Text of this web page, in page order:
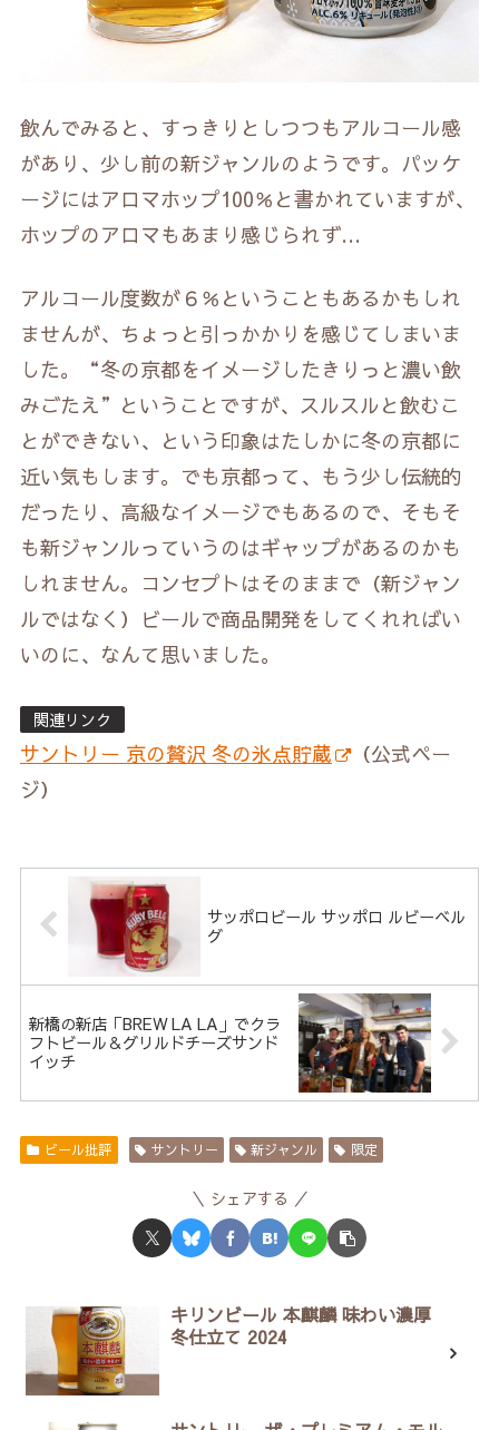
飲んでみると、すっきりとしつつもアルコール感
があり、少し前の新ジャンルのようです。パッケ
ージにはアロマホップ100％と書かれていますが、
ホップのアロマもあまり感じられず…
アルコール度数が６％ということもあるかもしれ
ませんが、ちょっと引っかかりを感じてしまいま
した。“冬の京都をイメージしたきりっと濃い飲
みごたえ”ということですが、スルスルと飲むこ
とができない、という印象はたしかに冬の京都に
近い気もします。でも京都って、もう少し伝統的
だったり、高級なイメージでもあるので、そもそ
も新ジャンルっていうのはギャップがあるのかも
しれません。コンセプトはそのままで（新ジャン
ルではなく）ビールで商品開発をしてくれればい
いのに、なんて思いました。
関連リンク
サントリー 京の贅沢 冬の氷点貯蔵
（公式ペー
ジ）
サッポロビール サッポロ ルビーベル
グ
新橋の新店「BREW LA LA」でクラ
フトビール＆グリルドチーズサンド
イッチ
ビール批評 サントリー 新ジャンル 限定
シェアする
キリンビール 本麒麟 味わい濃厚
冬仕立て 2024